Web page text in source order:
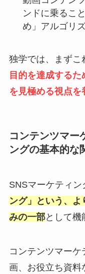
ンドに乗るこ
め」アルゴリ
独学では、まずこ
目的を達成するた
を見極める視点を
コンテンツマー
ングの基本的な
SNSマーケティン
ング」という、よ
みの一部として機
コンテンツマー
画、お役立ち資